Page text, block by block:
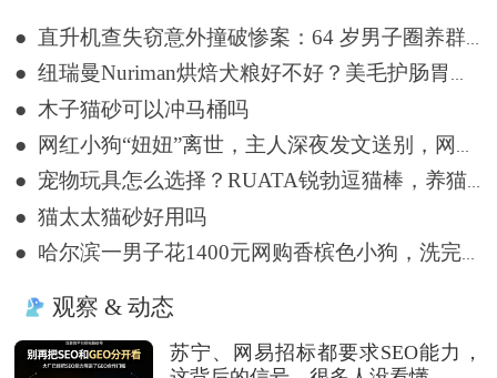
● 纽瑞曼Nuriman烘焙犬粮好不好？美毛护肠胃狗狗主粮
● 木子猫砂可以冲马桶吗
● 网红小狗“妞妞”离世，主人深夜发文送别，网友留言悼念
● 宠物玩具怎么选择？RUATA锐勃逗猫棒，养猫也能拥有桌面潮玩
● 猫太太猫砂好用吗
● 哈尔滨一男子花1400元网购香槟色小狗，洗完澡变纯白色
观察 & 动态
苏宁、网易招标都要求SEO能力，